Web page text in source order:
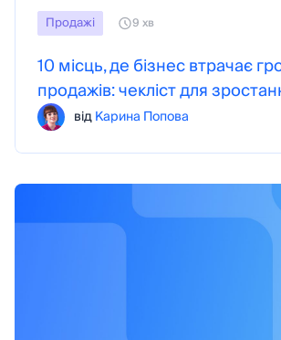
Продажі 9 хв
10 місць, де бізнес втрачає
продажів: чекліст для
відКарина Попова